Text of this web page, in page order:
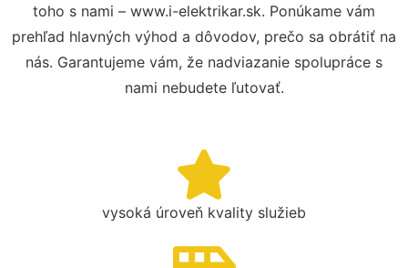
toho s nami – www.i-elektrikar.sk. Ponúkame vám
prehľad hlavných výhod a dôvodov, prečo sa obrátiť na
nás. Garantujeme vám, že nadviazanie spolupráce s
nami nebudete ľutovať.
vysoká úroveň kvality služieb